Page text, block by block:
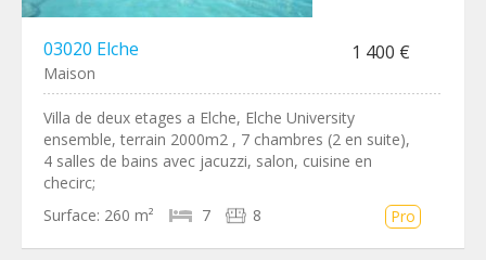
03020 Elche 1 400 €
Maison
Villa de deux etages a Elche, Elche University
ensemble, terrain 2000m2 , 7 chambres (2 en suite),
4 salles de bains avec jacuzzi, salon, cuisine en
checirc;
Surface: 260 m² 7 8 Pro